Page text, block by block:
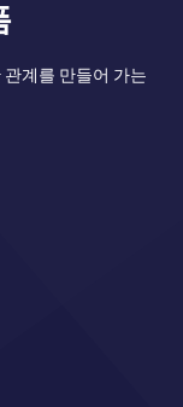
계를 만들어 가는